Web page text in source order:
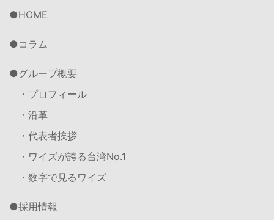
HOME
コラム
グループ概要
・プロフィール
・沿革
・代表者挨拶
・ワイズが誇る台湾No.1
・数字で見るワイズ
採用情報